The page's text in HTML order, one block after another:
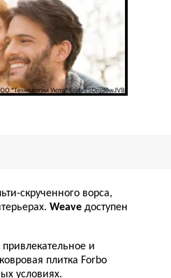
скрученного ворса,
Weave доступен
и
плитка Forbo
условиях.